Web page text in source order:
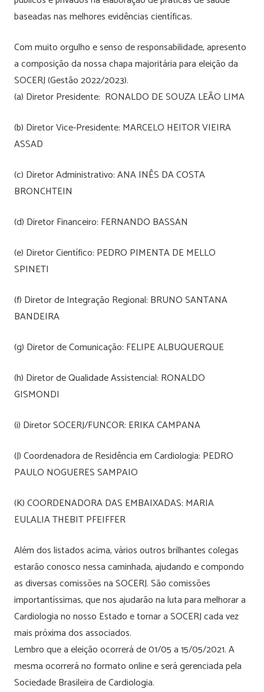
baseadas nas melhores evidências científicas.
Com muito orgulho e senso de responsabilidade, apresento
a composição da nossa chapa majoritária para eleição da
SOCERJ (Gestão 2022/2023).
(a) Diretor Presidente: RONALDO DE SOUZA LEÃO LIMA
(b) Diretor Vice-Presidente: MARCELO HEITOR VIEIRA
ASSAD
(c) Diretor Administrativo: ANA INÊS DA COSTA
BRONCHTEIN
(d) Diretor Financeiro: FERNANDO BASSAN
(e) Diretor Científico: PEDRO PIMENTA DE MELLO
SPINETI
(f) Diretor de Integração Regional: BRUNO SANTANA
BANDEIRA
(g) Diretor de Comunicação: FELIPE ALBUQUERQUE
(h) Diretor de Qualidade Assistencial: RONALDO
GISMONDI
(i) Diretor SOCERJ/FUNCOR: ERIKA CAMPANA
(J) Coordenadora de Residência em Cardiologia: PEDRO
PAULO NOGUERES SAMPAIO
(K) COORDENADORA DAS EMBAIXADAS: MARIA
EULALIA THEBIT PFEIFFER
Além dos listados acima, vários outros brilhantes colegas
estarão conosco nessa caminhada, ajudando e compondo
as diversas comissões na SOCERJ. São comissões
importantíssimas, que nos ajudarão na luta para melhorar a
Cardiologia no nosso Estado e tornar a SOCERJ cada vez
mais próxima dos associados.
Lembro que a eleição ocorrerá de 01/05 a 15/05/2021. A
mesma ocorrerá no formato online e será gerenciada pela
Sociedade Brasileira de Cardiologia.